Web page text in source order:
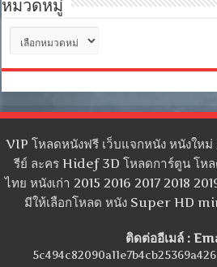
หมวดหมู่
หมู่
VIP โหลดหนังฟรี เว็บแจกหนัง หนังให
รีย์ ละคร Hidef 3D โหลดการ์ตูน โห
ไทย หนังเก่า 2015 2016 2017 2018
มีให้เลือกโหลด หนัง Super HD
ติดต่ออีเมล์ :